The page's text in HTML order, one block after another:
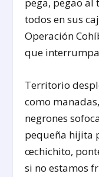
todos en sus
Operación
que
Territorio
como
negrones
pequeña hijita
œchichito,
si no estamos